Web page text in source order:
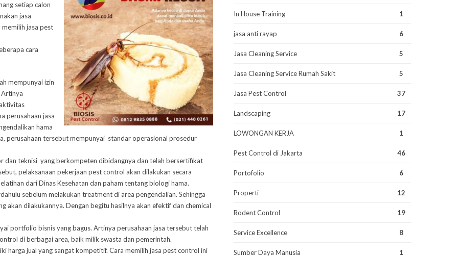
setiap calon
jasa
jasa pest
cara
mempunyai izin
Artinya
perusahaan jasa
hama
perusahaan tersebut mempunyai standar operasional prosedur
dan teknisi yang berkompeten dibidangnya dan telah bersertifikat
pelaksanaan pekerjaan pest control akan dilakukan secara
dari Dinas Kesehatan dan paham tentang biologi hama.
sebelum melakukan treatment di area pengendalian. Sehingga
akan dilakukannya. Dengan begitu hasilnya akan efektif dan chemical
portfolio bisnis yang bagus. Artinya perusahaan jasa tersebut telah
di berbagai area, baik milik swasta dan pemerintah.
harga jual yang sangat kompetitif. Cara memilih jasa pest control ini
In House Training 1
jasa anti rayap 6
Jasa Cleaning Service 5
Jasa Cleaning Service Rumah Sakit 5
Jasa Pest Control 37
Landscaping 17
LOWONGAN KERJA 1
Pest Control di Jakarta 46
Portofolio 6
Properti 12
Rodent Control 19
Service Excellence 8
Sumber Daya Manusia 1